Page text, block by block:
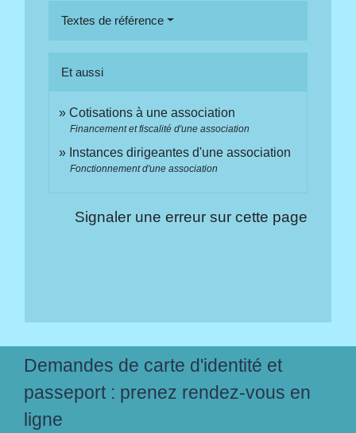
Textes de référence
Et aussi
Cotisations à une association
Financement et fiscalité d'une association
Instances dirigeantes d'une association
Fonctionnement d'une association
Signaler une erreur sur cette page
Demandes de carte d'identité et
passeport : prenez rendez-vous en
ligne